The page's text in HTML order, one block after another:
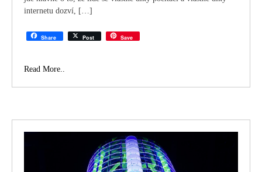
internetu dozví, […]
Share Post Save
Read More..